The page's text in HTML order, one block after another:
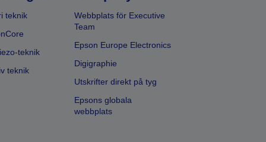
teknik
teknik
teknik
Webbplats för Executive
Team
Epson Europe Electronics
Digigraphie
Utskrifter direkt på tyg
Epsons globala
webbplats